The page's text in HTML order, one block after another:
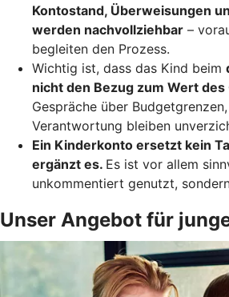
Kontostand, Überweisungen
werden nachvollziehbar –
begleiten den Prozess.
Wichtig ist, dass das Kind beim
nicht den Bezug zum Wert
Gespräche über
Verantwortung bleiben
Ein Kinderkonto ersetzt kein
ergänzt es. Es ist vor allem
unkommentiert genutzt,
Unser Angebot für